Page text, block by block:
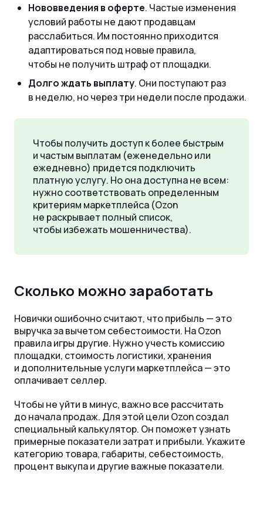
Нововведения в оферте. Частые изменения
условий работы не дают продавцам
расслабиться. Им постоянно приходится
адаптироваться под новые правила,
чтобы не получить штраф от площадки.
Долго ждать выплату. Они поступают раз
в неделю, но через три недели после продажи.
Чтобы получить доступ к более быстрым
и частым выплатам (еженедельно или
ежедневно) придется подключить
платную услугу. Но она доступна не всем:
нужно соответствовать определенным
критериям маркетплейса (Ozon
не раскрывает полный список,
чтобы избежать мошенничества).
Сколько можно заработать
Новички ошибочно считают, что прибыль — это
выручка за вычетом себестоимости. На Ozon
правила игры другие. Нужно учесть комиссию
площадки, стоимость логистики, хранения
и дополнительные услуги маркетплейса — это
оплачивает селлер.
Чтобы не уйти в минус, важно все рассчитать
до начала продаж. Для этой цели Ozon создал
специальный калькулятор. Он поможет узнать
примерные показатели затрат и прибыли. Укажите
категорию товара, габариты, себестоимость,
процент выкупа и другие важные показатели.